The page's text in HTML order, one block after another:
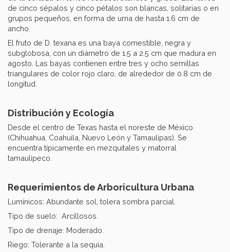
de cinco sépalos y cinco pétalos son blancas, solitarias o en
grupos pequeños, en forma de urna de hasta 1.6 cm de
ancho.
El fruto de D. texana es una baya comestible, negra y
subglobosa, con un diámetro de 1.5 a 2.5 cm que madura en
agosto. Las bayas contienen entre tres y ocho semillas
triangulares de color rojo claro, de alrededor de 0.8 cm de
longitud.
Distribución y Ecología
Desde el centro de Texas hasta el noreste de México
(Chihuahua, Coahuila, Nuevo León y Tamaulipas). Se
encuentra típicamente en mezquitales y matorral
tamaulipeco.
Requerimientos de Arboricultura Urbana
Lumínicos: Abundante sol, tolera sombra parcial.
Tipo de suelo: Arcillosos.
Tipo de drenaje: Moderado.
Riego: Tolerante a la sequía.